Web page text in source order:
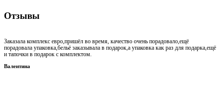
Отзывы
Заказала комплекс евро,пришёл во время, качество очень порадовало,ещё
порадовала упаковка,бельё заказывала в подарок,а упаковка как раз для подарка,ещё
и тапочки в подарок с комплектом.
Валентина